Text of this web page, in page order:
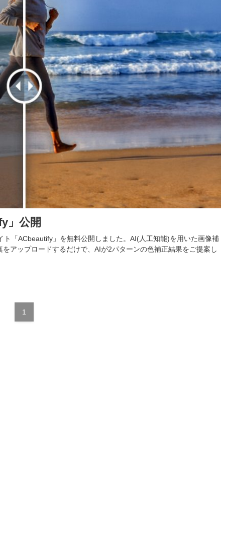
」公開
「ACbeautify」を無料公開しました。AI(人工知能)を用いた画像補
アップロードするだけで、AIが2パターンの色補正結果をご提案し
1